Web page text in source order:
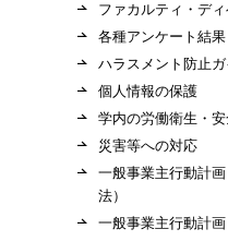
ファカルティ・デ
各種アンケート結果
ハラスメント防止
個人情報の保護
学内の労働衛生・
災害等への対応
一般事業主行動計
法）
一般事業主行動計画